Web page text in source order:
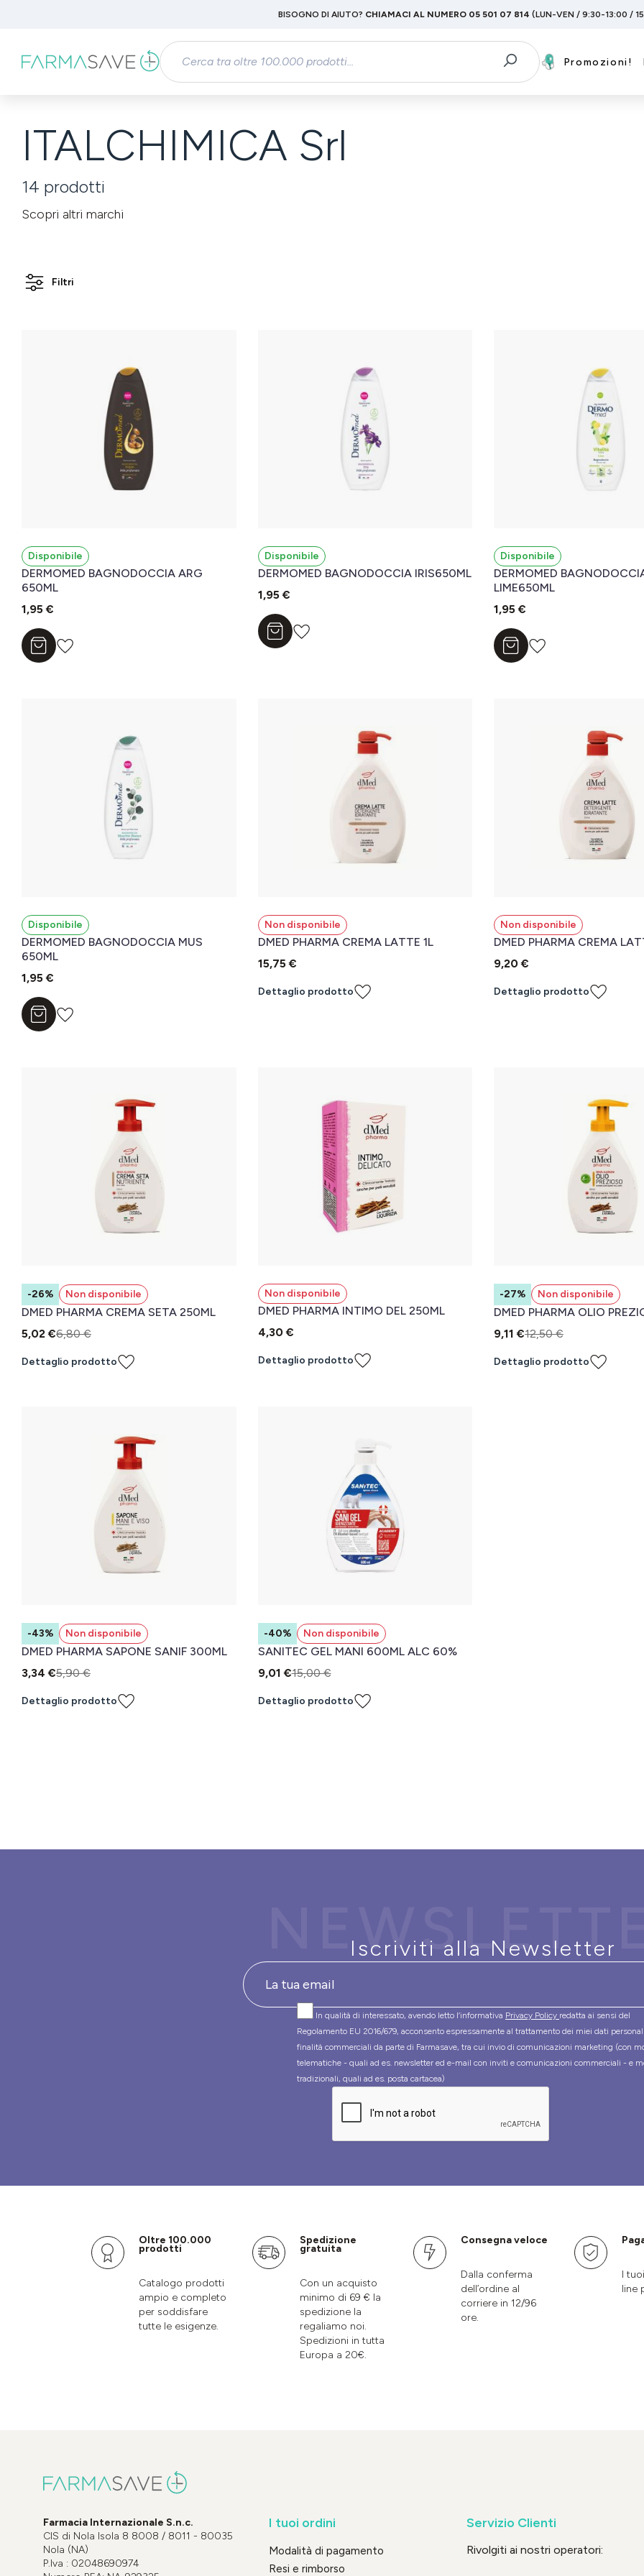
Passa alla navigazione principale
BISOGNO DI AIUTO? CHIAMACI AL NUMERO 05 501 07 814 (LUN-VEN / 9:30-13:00 /
Promozioni!
ITALCHIMICA Srl
14 prodotti
Scopri altri marchi
Filtri
Disponibile
DERMOMED BAGNODOCCIA ARG
650ML
1,95 €
Aggiungi al carrello
Disponibile
DERMOMED BAGNODOCCIA IRIS650ML
1,95 €
Aggiungi al carrello
Disponibile
DERMOMED
LIME650ML
1,95 €
Aggiungi al carrello
Disponibile
DERMOMED BAGNODOCCIA MUS
650ML
1,95 €
Aggiungi al carrello
Non disponibile
DMED PHARMA CREMA LATTE 1L
15,75 €
Dettaglio prodotto
Non disponibile
DMED PHARMA CREMA
9,20 €
Dettaglio prodotto
-26% Non disponibile
DMED PHARMA CREMA SETA 250ML
5,02 €6,80 €
Dettaglio prodotto
Non disponibile
DMED PHARMA INTIMO DEL 250ML
4,30 €
Dettaglio prodotto
-27% Non disponibile
DMED PHARMA OLIO
9,11 €12,50 €
Dettaglio prodotto
-43% Non disponibile
DMED PHARMA SAPONE SANIF 300ML
3,34 €5,90 €
Dettaglio prodotto
-40% Non disponibile
SANITEC GEL MANI 600ML ALC 60%
9,01 €15,00 €
Dettaglio prodotto
Iscriviti alla Newsletter
In qualità di interessato, avendo letto l’informativa Privacy Policy redatta ai sensi del
Regolamento EU 2016/679, acconsento espressamente al trattamento dei miei dati
finalità commerciali da parte di Farmasave, tra cui invio di comunicazioni marketing (con
telematiche - quali ad es. newsletter ed e-mail con inviti e comunicazioni commerciali - e
tradizionali, quali ad es. posta cartacea)
Oltre 100.000
prodotti
Catalogo prodotti
ampio e completo
per soddisfare
tutte le esigenze.
Spedizione
gratuita
Con un acquisto
minimo di 69 € la
spedizione la
regaliamo noi.
Spedizioni in tutta
Europa a 20€.
Consegna veloce
Dalla conferma
dell’ordine al
corriere in 12/96
ore.
I
line
Farmacia Internazionale S.n.c.
CIS di Nola Isola 8 8008 / 8011 - 80035
Nola (NA)
P.Iva : 02048690974
I tuoi ordini
Modalità di pagamento
Resi e rimborso
Servizio Clienti
Rivolgiti ai nostri operatori: